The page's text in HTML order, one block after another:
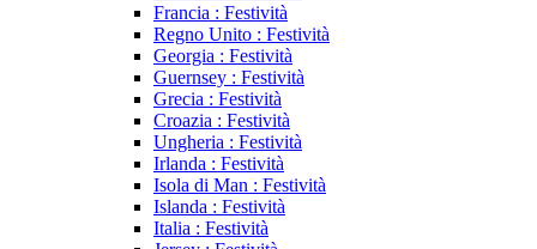
Francia : Festività
Regno Unito : Festività
Georgia : Festività
Guernsey : Festività
Grecia : Festività
Croazia : Festività
Ungheria : Festività
Irlanda : Festività
Isola di Man : Festività
Islanda : Festività
Italia : Festività